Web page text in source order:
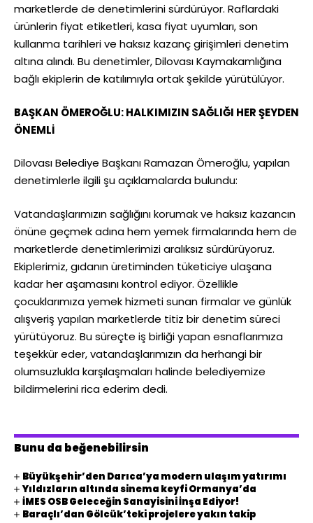
marketlerde de denetimlerini sürdürüyor. Raflardaki
ürünlerin fiyat etiketleri, kasa fiyat uyumları, son
kullanma tarihleri ve haksız kazanç girişimleri denetim
altına alındı. Bu denetimler, Dilovası Kaymakamlığına
bağlı ekiplerin de katılımıyla ortak şekilde yürütülüyor.
BAŞKAN ÖMEROĞLU: HALKIMIZIN SAĞLIĞI HER ŞEYDEN
ÖNEMLİ
Dilovası Belediye Başkanı Ramazan Ömeroğlu, yapılan
denetimlerle ilgili şu açıklamalarda bulundu:
Vatandaşlarımızın sağlığını korumak ve haksız kazancın
önüne geçmek adına hem yemek firmalarında hem de
marketlerde denetimlerimizi aralıksız sürdürüyoruz.
Ekiplerimiz, gıdanın üretiminden tüketiciye ulaşana
kadar her aşamasını kontrol ediyor. Özellikle
çocuklarımıza yemek hizmeti sunan firmalar ve günlük
alışveriş yapılan marketlerde titiz bir denetim süreci
yürütüyoruz. Bu süreçte iş birliği yapan esnaflarımıza
teşekkür eder, vatandaşlarımızın da herhangi bir
olumsuzlukla karşılaşmaları halinde belediyemize
bildirmelerini rica ederim dedi.
Bunu da beğenebilirsin
Büyükşehir’den Darıca’ya modern ulaşım yatırımı
Yıldızların altında sinema keyfi Ormanya’da
İMES OSB Geleceğin Sanayisini İnşa Ediyor!
Baraçlı’dan Gölcük’teki projelere yakın takip